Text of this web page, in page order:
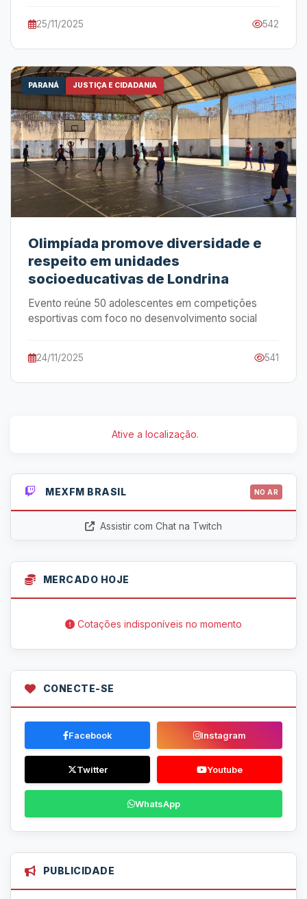
25/11/2025 542
PARANÁ JUSTIÇA E CIDADANIA
Olimpíada promove diversidade e
respeito em unidades
socioeducativas de Londrina
Evento reúne 50 adolescentes em competições
esportivas com foco no desenvolvimento social
24/11/2025 541
Ative a localização.
MEXFM BRASIL NO AR
Assistir com Chat na Twitch
MERCADO HOJE
Cotações indisponíveis no momento
CONECTE-SE
Facebook Instagram
Twitter Youtube
WhatsApp
PUBLICIDADE